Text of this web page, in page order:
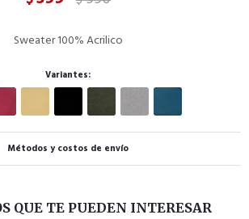
Sweater 100% Acrilico
Variantes:
Métodos y costos de envío
QUE TE PUEDEN INTERESAR